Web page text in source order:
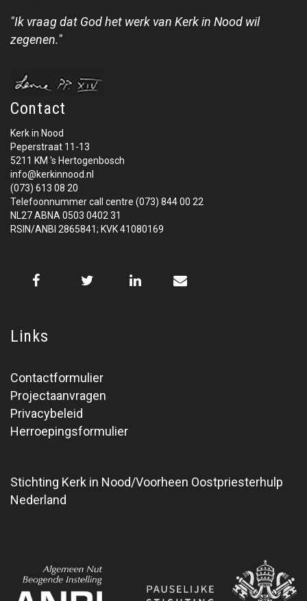
"Ik vraag dat God het werk van Kerk in Nood wil
zegenen."
Contact
Kerk in Nood
Peperstraat 11-13
5211 KM 's Hertogenbosch
info@kerkinnood.nl
(073) 613 08 20
Telefoonnummer call centre (073) 844 00 22
NL27 ABNA 0503 0402 31
RSIN/ANBI 2865841; KVK 41080169
Links
Contactformulier
Projectaanvragen
Privacybeleid
Herroepingsformulier
Stichting Kerk in Nood/Voorheen Oostpriesterhulp
Nederland